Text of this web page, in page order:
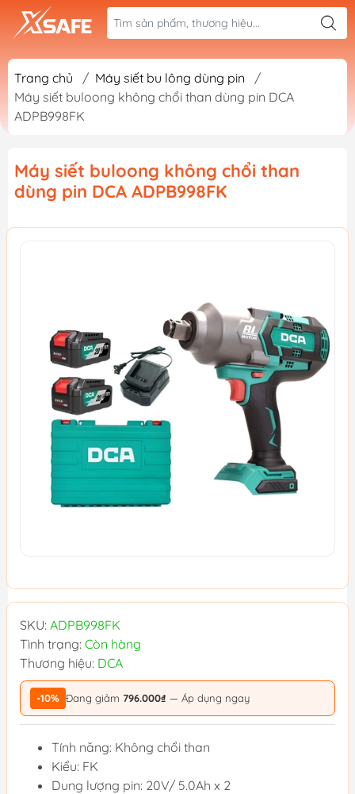
Trang chủ / Máy siết bu lông dùng pin
/
Máy siết buloong không chổi than dùng pin DCA
ADPB998FK
Máy siết buloong không chổi than
dùng pin DCA ADPB998FK
SKU: ADPB998FK
Tình trạng: Còn hàng
Thương hiệu: DCA
-10% Đang giảm 796.000₫ — Áp dụng ngay
Tính năng: Không chổi than
Kiểu: FK
Dung lượng pin: 20V/ 5.0Ah x 2